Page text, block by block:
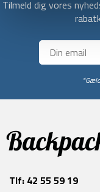
Tilmeld dig vores
Tlf: 42 55 59 19